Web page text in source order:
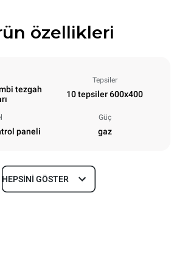
özellikleri
tezgah
Tepsiler
10 tepsiler 600x400
paneli
Güç
gaz
Boyutlar
HEPSINI GÖSTER